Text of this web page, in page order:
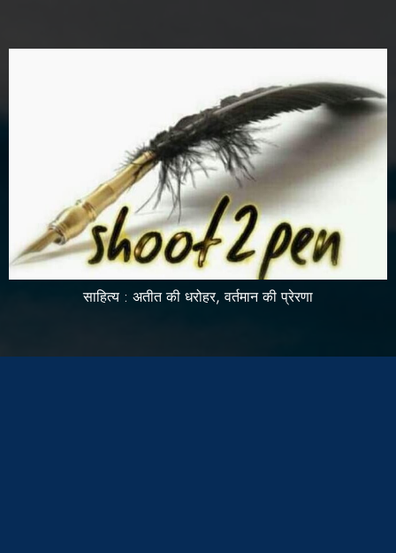
साहित्य : अतीत की धरोहर, वर्तमान की प्रेरणा